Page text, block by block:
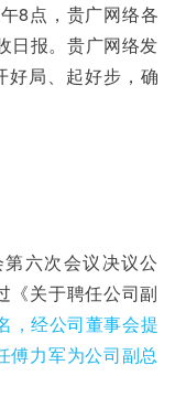
8点，贵广网络各
日报。贵广网络发
好局、起好步，确
六次会议决议公
《关于聘任公司副
，经公司董事会提
傅力军为公司副总